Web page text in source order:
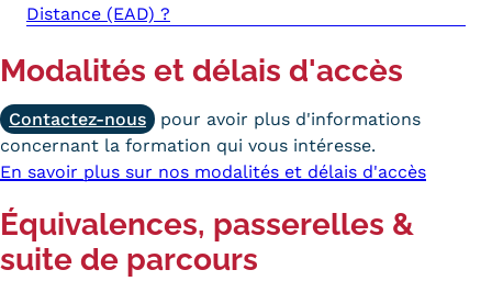
Modalités de financement
Infos entreprises
Former ses salariés
Accueillir un alternant ?
Infos enseignants
Distance (EAD) ?
Modalités et délais d'accès
Contactez-nous
pour avoir plus d'informations
concernant la formation qui vous intéresse.
En savoir plus sur nos modalités et délais d'accès
Équivalences, passerelles &
suite de parcours